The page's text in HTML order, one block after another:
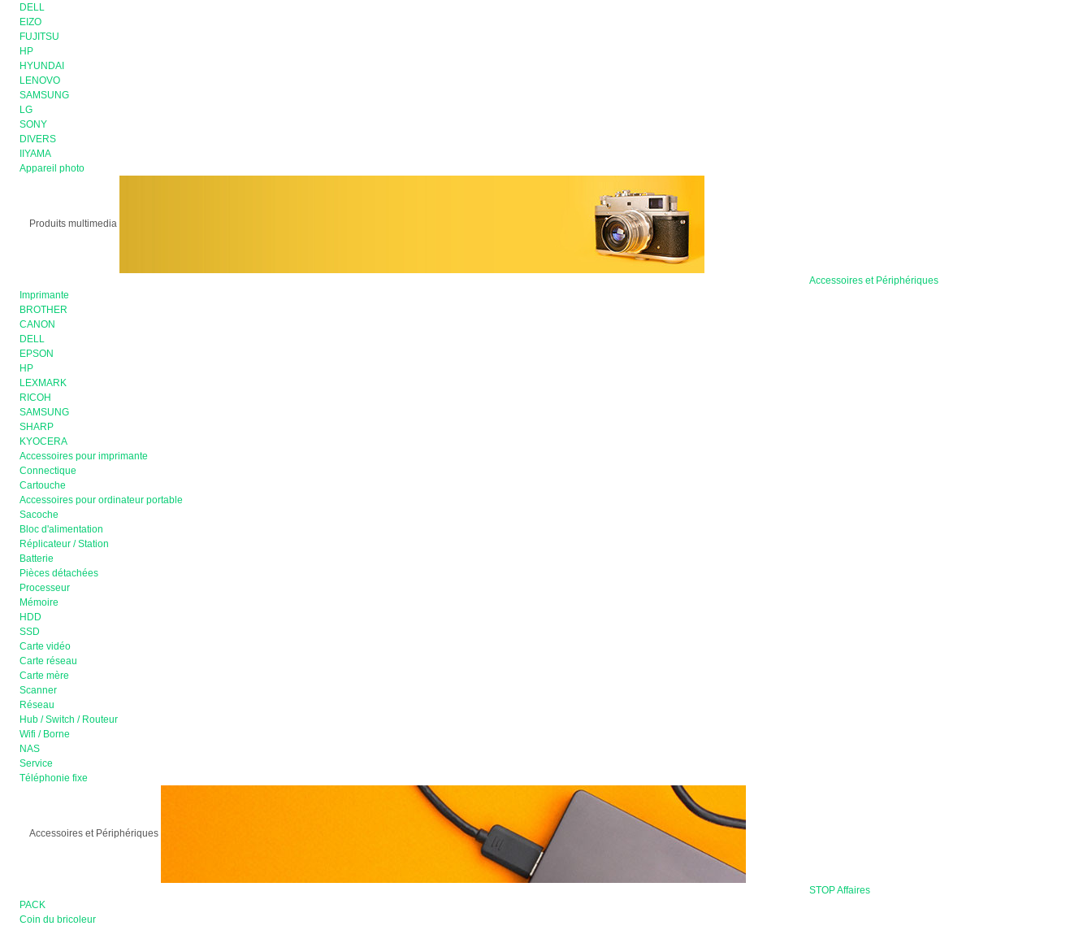
DELL
EIZO
FUJITSU
HP
HYUNDAI
LENOVO
SAMSUNG
LG
SONY
DIVERS
IIYAMA
Appareil photo
Produits multimedia
Accessoires et Périphériques
Imprimante
BROTHER
CANON
DELL
EPSON
HP
LEXMARK
RICOH
SAMSUNG
SHARP
KYOCERA
Accessoires pour imprimante
Connectique
Cartouche
Accessoires pour ordinateur portable
Sacoche
Bloc d'alimentation
Réplicateur / Station
Batterie
Pièces détachées
Processeur
Mémoire
HDD
SSD
Carte vidéo
Carte réseau
Carte mère
Scanner
Réseau
Hub / Switch / Routeur
Wifi / Borne
NAS
Service
Téléphonie fixe
Accessoires et Périphériques
STOP Affaires
PACK
Coin du bricoleur